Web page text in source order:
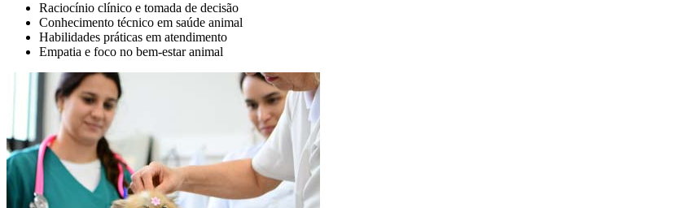
Raciocínio clínico e tomada de decisão
Conhecimento técnico em saúde animal
Habilidades práticas em atendimento
Empatia e foco no bem-estar animal